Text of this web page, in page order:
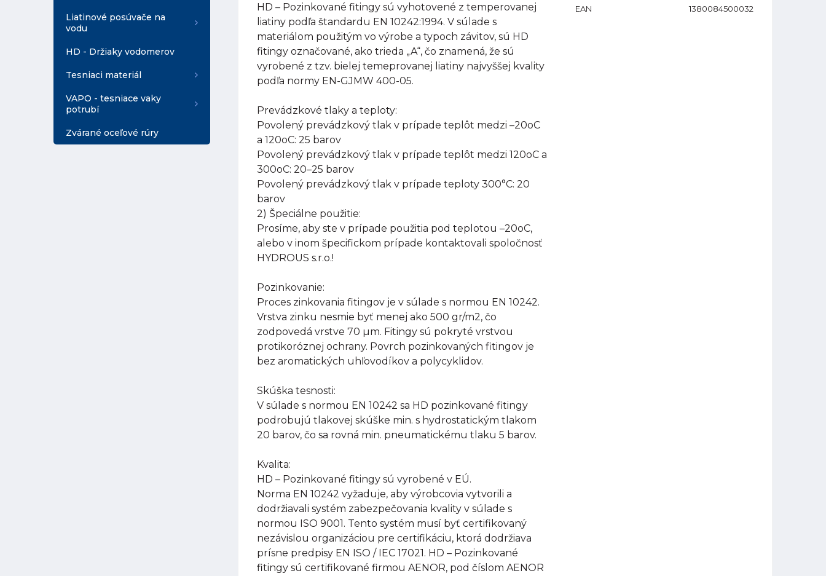
Liatinové posúvače na
vodu
HD - Držiaky vodomerov
Tesniaci materiál
VAPO - tesniace vaky
potrubí
Zvárané oceľové rúry
HD – Pozinkované fitingy sú vyhotovené z temperovanej
liatiny podľa štandardu EN 10242:1994. V súlade s
materiálom použitým vo výrobe a typoch závitov, sú HD
fitingy označované, ako trieda „A“, čo znamená, že sú
vyrobené z tzv. bielej temeprovanej liatiny najvyššej kvality
podľa normy EN-GJMW 400-05.
Prevádzkové tlaky a teploty:
Povolený prevádzkový tlak v prípade teplôt medzi –20oC
a 120oC: 25 barov
Povolený prevádzkový tlak v prípade teplôt medzi 120oC a
300oC: 20–25 barov
Povolený prevádzkový tlak v prípade teploty 300°C: 20
barov
2) Špeciálne použitie:
Prosíme, aby ste v prípade použitia pod teplotou –20oC,
alebo v inom špecifickom prípade kontaktovali spoločnosť
HYDROUS s.r.o.!
Pozinkovanie:
Proces zinkovania fitingov je v súlade s normou EN 10242.
Vrstva zinku nesmie byť menej ako 500 gr/m2, čo
zodpovedá vrstve 70 µm. Fitingy sú pokryté vrstvou
protikoróznej ochrany. Povrch pozinkovaných fitingov je
bez aromatických uhľovodíkov a polycyklidov.
Skúška tesnosti:
V súlade s normou EN 10242 sa HD pozinkované fitingy
podrobujú tlakovej skúške min. s hydrostatickým tlakom
20 barov, čo sa rovná min. pneumatickému tlaku 5 barov.
Kvalita:
HD – Pozinkované fitingy sú vyrobené v EÚ.
Norma EN 10242 vyžaduje, aby výrobcovia vytvorili a
dodržiavali systém zabezpečovania kvality v súlade s
normou ISO 9001. Tento systém musí byť certifikovaný
nezávislou organizáciou pre certifikáciu, ktorá dodržiava
prísne predpisy EN ISO / IEC 17021. HD – Pozinkované
fitingy sú certifikované firmou AENOR, pod číslom AENOR
EAN 1380084500032